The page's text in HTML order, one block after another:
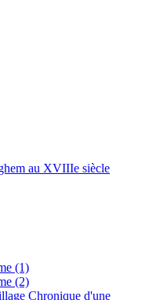
au XVIIIe siècle
(1)
(2)
Chronique d'une